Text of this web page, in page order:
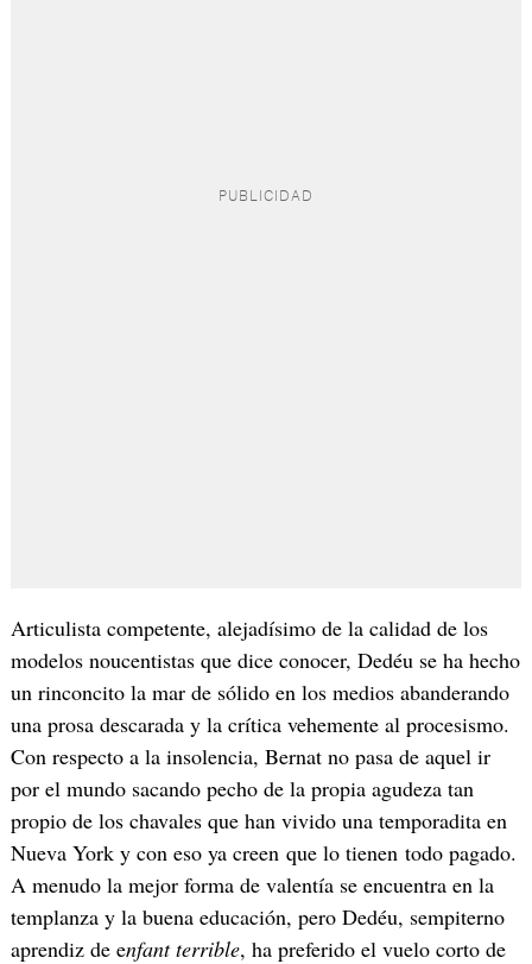
Articulista competente, alejadísimo de la calidad de los
modelos noucentistas que dice conocer, Dedéu se ha hecho
un rinconcito la mar de sólido en los medios abanderando
una prosa descarada y la crítica vehemente al procesismo.
Con respecto a la insolencia, Bernat no pasa de aquel ir
por el mundo sacando pecho de la propia agudeza tan
propio de los chavales que han vivido una temporadita en
Nueva York y con eso ya creen que lo tienen todo pagado.
A menudo la mejor forma de valentía se encuentra en la
templanza y la buena educación, pero Dedéu, sempiterno
aprendiz de enfant terrible, ha preferido el vuelo corto de